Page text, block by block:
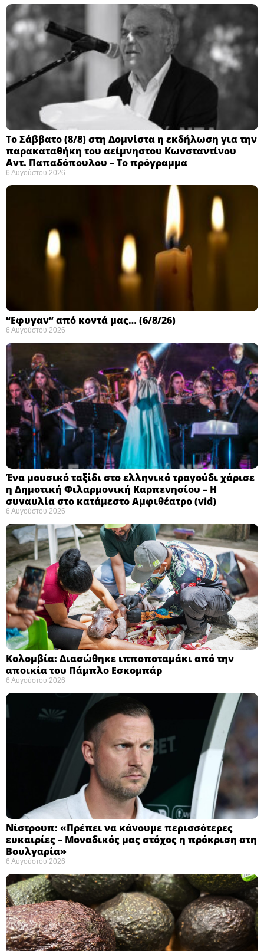
Το Σάββατο (8/8) στη Δομνίστα η εκδήλωση για την
παρακαταθήκη του αείμνηστου Κωνσταντίνου
Αντ. Παπαδόπουλου – Το πρόγραμμα
6 Αυγούστου 2026
“Εφυγαν” από κοντά μας… (6/8/26)
6 Αυγούστου 2026
Ένα μουσικό ταξίδι στο ελληνικό τραγούδι χάρισε
η Δημοτική Φιλαρμονική Καρπενησίου – Η
συναυλία στο κατάμεστο Αμφιθέατρο (vid)
6 Αυγούστου 2026
Κολομβία: Διασώθηκε ιπποποταμάκι από την
αποικία του Πάμπλο Εσκομπάρ ​
6 Αυγούστου 2026
Νίστρουπ: «Πρέπει να κάνουμε περισσότερες
ευκαιρίες – Μοναδικός μας στόχος η πρόκριση στη
Βουλγαρία» ​
6 Αυγούστου 2026